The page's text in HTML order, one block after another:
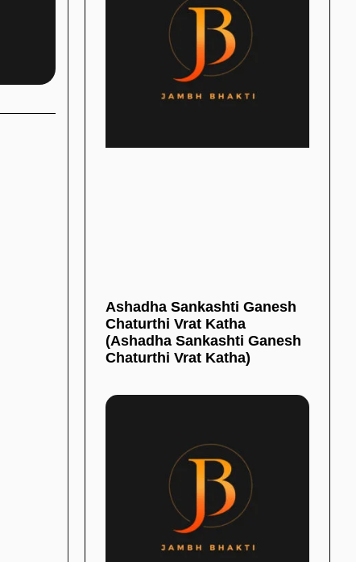
Ashadha Sankashti Ganesh
Chaturthi Vrat Katha
(Ashadha Sankashti Ganesh
Chaturthi Vrat Katha)